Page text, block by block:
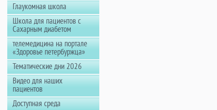
Глаукомная школа
Школа для пациентов с
Сахарным диабетом
телемедицина на портале
«Здоровье петербуржца»
Тематические дни 2026
Видео для наших
пациентов
Доступная среда